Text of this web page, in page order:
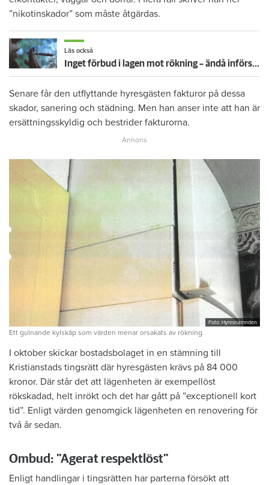
”nikotinskador” som måste åtgärdas.
Läs också
Inget förbud i lagen mot rökning – ändå införs det i allt fler hyreshus
Senare får den utflyttande hyresgästen fakturor på dessa
skador, sanering och städning. Men han anser inte att han är
ersättningsskyldig och bestrider fakturorna.
Foto: Hyresnämnden
Ett gulnande kylskåp som värden menar orsakats av rökning.
I oktober skickar bostadsbolaget in en stämning till
Kristianstads tingsrätt där hyresgästen krävs på 84 000
kronor. Där står det att lägenheten är exempellöst
rökskadad, helt inrökt och det har gått på ”exceptionell kort
tid”. Enligt värden genomgick lägenheten en renovering för
två år sedan.
Ombud: ”Agerat respektlöst”
Enligt handlingar i tingsrätten har parterna försökt att